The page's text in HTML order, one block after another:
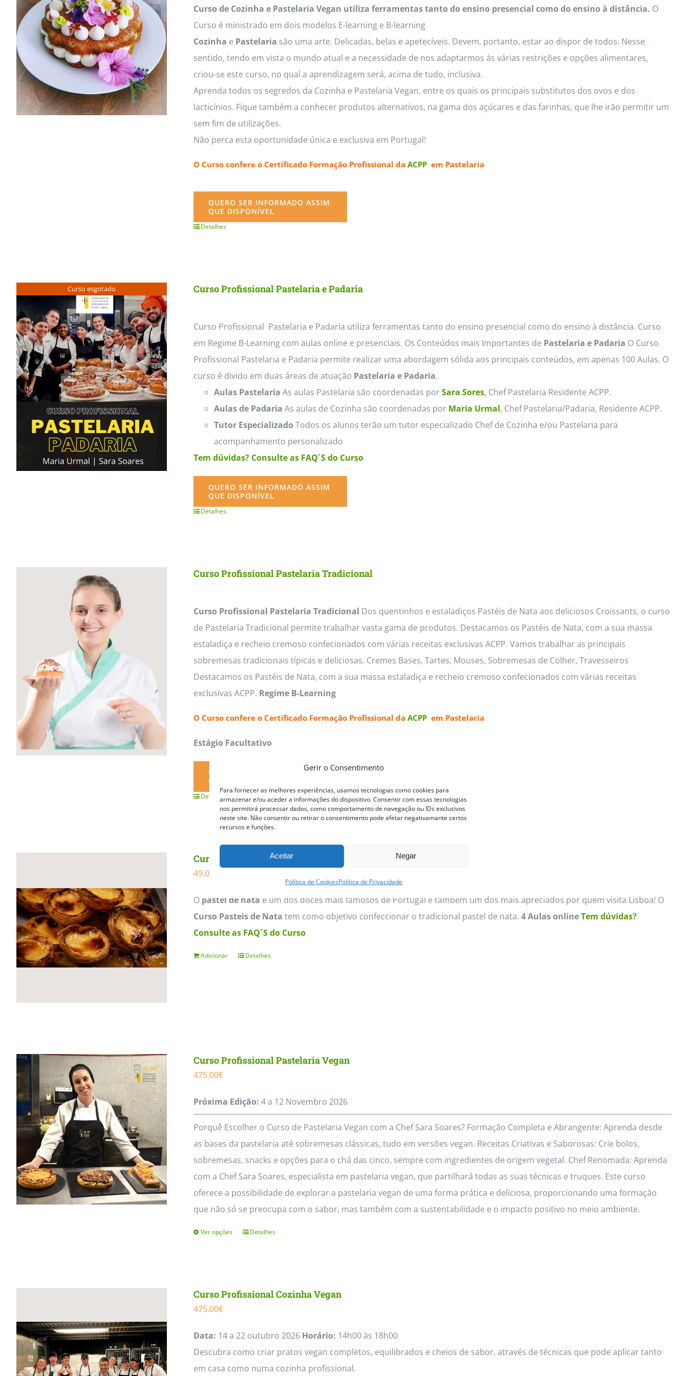
Gerir o Consentimento
Para fornecer as melhores experiências, usamos tecnologias como cookies para
armazenar e/ou aceder a informações do dispositivo. Consentir com essas tecnologias
nos permitirá processar dados, como comportamento de navegação ou IDs exclusivos
neste site. Não consentir ou retirar o consentimento pode afetar negativamante certos
recursos e funções.
Aceitar Negar
Política de CookiesPolítica de Privacidade
Curso de Cozinha e Pastelaria Vegan utiliza ferramentas tanto do ensino presencial como do ensino à distância. O
Curso é ministrado em dois modelos E-learning e B-learning
Cozinha e Pastelaria são uma arte. Delicadas, belas e apetecíveis. Devem, portanto, estar ao dispor de todos. Nesse
sentido, tendo em vista o mundo atual e a necessidade de nos adaptarmos às várias restrições e opções alimentares,
criou-se este curso, no qual a aprendizagem será, acima de tudo, inclusiva.
Aprenda todos os segredos da Cozinha e Pastelaria Vegan, entre os quais os principais substitutos dos ovos e dos
lacticínios. Fique também a conhecer produtos alternativos, na gama dos açúcares e das farinhas, que lhe irão permitir um
sem fim de utilizações.
Não perca esta oportunidade única e exclusiva em Portugal!
O Curso confere o Certificado Formação Profissional da ACPPem Pastelaria
QUERO SER INFORMADO ASSIM
QUE DISPONÍVEL
Detalhes
Curso esgotado Curso Profissional Pastelaria e Padaria
Curso Profissional Pastelaria e Padaria utiliza ferramentas tanto do ensino presencial como do ensino à distância. Curso
em Regime B-Learning com aulas online e presenciais. Os Conteúdos mais Importantes de Pastelaria e Padaria O Curso
Profissional Pastelaria e Padaria permite realizar uma abordagem sólida aos principais conteúdos, em apenas 100 Aulas. O
curso é divido em duas áreas de atuação Pastelaria e Padaria.
Aulas Pastelaria As aulas Pastelaria são coordenadas porSara Sores, Chef Pastelaria Residente ACPP.
Aulas de Padaria As aulas de Cozinha são coordenadas por Maria Urmal, Chef Pastelaria/Padaria, Residente ACPP.
Tutor Especializado Todos os alunos terão um tutor especializado Chef de Cozinha e/ou Pastelaria para
acompanhamento personalizado
Tem dúvidas? Consulte as FAQ´S do Curso
QUERO SER INFORMADO ASSIM
QUE DISPONÍVEL
Detalhes
Curso Profissional Pastelaria Tradicional
Curso Profissional Pastelaria Tradicional Dos quentinhos e estaladiços Pastéis de Nata aos deliciosos Croissants, o curso
de Pastelaria Tradicional permite trabalhar vasta gama de produtos. Destacamos os Pastéis de Nata, com a sua massa
estaladiça e recheio cremoso confecionados com várias receitas exclusivas ACPP. Vamos trabalhar as principais
sobremesas tradicionais típicas e deliciosas. Cremes Bases, Tartes, Mouses, Sobremesas de Colher, Travesseiros
Destacamos os Pastéis de Nata, com a sua massa estaladiça e recheio cremoso confecionados com várias receitas
exclusivas ACPP. Regime B-Learning
O Curso confere o Certificado Formação Profissional da ACPPem Pastelaria
Estágio Facultativo
QUERO SER INFORMADO ASSIM
QUE DISPONÍVEL
Detalhes
Curso Pasteis de Nata
49.00
O pastel de nata é um dos doces mais famosos de Portugal e também um dos mais apreciados por quem visita Lisboa! O
Curso Pasteis de Nata tem como objetivo confeccionar o tradicional pastel de nata. 4 Aulas online Tem dúvidas?
Consulte as FAQ´S do Curso
Adicionar Detalhes
Curso Profissional Pastelaria Vegan
475.00€
Próxima Edição: 4 a 12 Novembro 2026
Porquê Escolher o Curso de Pastelaria Vegan com a Chef Sara Soares? Formação Completa e Abrangente: Aprenda desde
as bases da pastelaria até sobremesas clássicas, tudo em versões vegan. Receitas Criativas e Saborosas: Crie bolos,
sobremesas, snacks e opções para o chá das cinco, sempre com ingredientes de origem vegetal. Chef Renomada: Aprenda
com a Chef Sara Soares, especialista em pastelaria vegan, que partilhará todas as suas técnicas e truques. Este curso
oferece a possibilidade de explorar a pastelaria vegan de uma forma prática e deliciosa, proporcionando uma formação
que não só se preocupa com o sabor, mas também com a sustentabilidade e o impacto positivo no meio ambiente.
Ver opções
This
variants.
options
may
be
Detalhes
Curso Profissional Cozinha Vegan
475.00€
Data: 14 a 22 outubro 2026 Horário: 14h00 às 18h00
Descubra como criar pratos vegan completos, equilibrados e cheios de sabor, através de técnicas que pode aplicar tanto
em casa como numa cozinha profissional.